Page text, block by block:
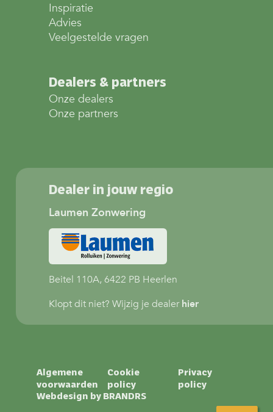
Inspiratie
Advies
Veelgestelde vragen
Dealers & partners
Onze dealers
Onze partners
Dealer in jouw regio
Laumen Zonwering
Beitel 110A, 6422 PB Heerlen
Klopt dit niet? Wijzig je dealerhier
Privacy
policy
Cookie
policy
Algemene
voorwaarden
Webdesign by BRANDRS